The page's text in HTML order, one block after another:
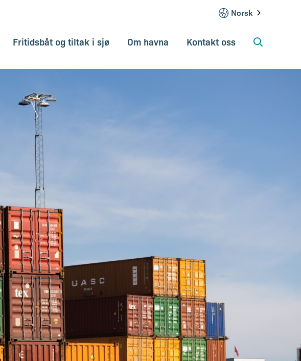
Fritidsbåt og tiltak i sjø Om havna Kontakt oss
Norsk